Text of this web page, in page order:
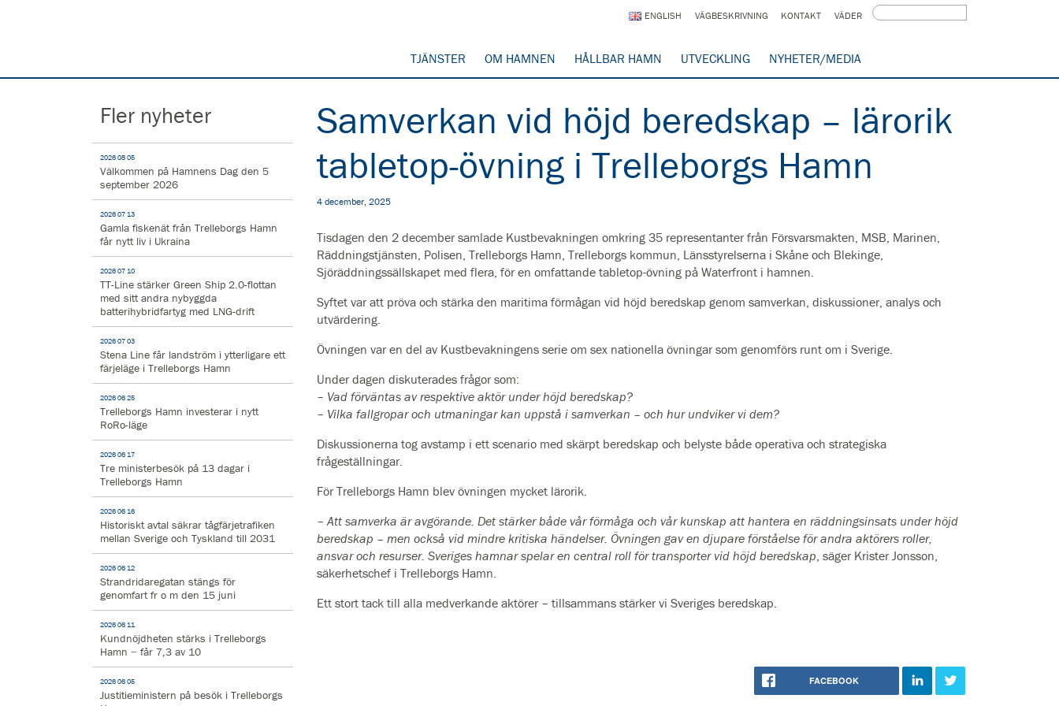
ENGLISH VÄGBESKRIVNING KONTAKT VÄDER
TJÄNSTER OM HAMNEN HÅLLBAR HAMN UTVECKLING NYHETER/MEDIA
Fler nyheter
2026 08 05
Välkommen på Hamnens Dag den 5
september 2026
2026 07 13
Gamla fiskenät från Trelleborgs Hamn
får nytt liv i Ukraina
2026 07 10
TT-Line stärker Green Ship 2.0-flottan
med sitt andra nybyggda
batterihybridfartyg med LNG-drift
2026 07 03
Stena Line får landström i ytterligare ett
färjeläge i Trelleborgs Hamn
2026 06 25
Trelleborgs Hamn investerar i nytt
RoRo-läge
2026 06 17
Tre ministerbesök på 13 dagar i
Trelleborgs Hamn
2026 06 16
Historiskt avtal säkrar tågfärjetrafiken
mellan Sverige och Tyskland till 2031
2026 06 12
Strandridaregatan stängs för
genomfart fr o m den 15 juni
2026 06 11
Kundnöjdheten stärks i Trelleborgs
Hamn − får 7,3 av 10
2026 06 05
Justitieministern på besök i Trelleborgs
Samverkan vid höjd beredskap – lärorik
tabletop-övning i Trelleborgs Hamn
4 december, 2025
Tisdagen den 2 december samlade Kustbevakningen omkring 35 representanter från Försvarsmakten, MSB, Marinen,
Räddningstjänsten, Polisen, Trelleborgs Hamn, Trelleborgs kommun, Länsstyrelserna i Skåne och Blekinge,
Sjöräddningssällskapet med flera, för en omfattande tabletop-övning på Waterfront i hamnen.
Syftet var att pröva och stärka den maritima förmågan vid höjd beredskap genom samverkan, diskussioner, analys och
utvärdering.
Övningen var en del av Kustbevakningens serie om sex nationella övningar som genomförs runt om i Sverige.
Under dagen diskuterades frågor som:
– Vad förväntas av respektive aktör under höjd beredskap?
– Vilka fallgropar och utmaningar kan uppstå i samverkan – och hur undviker vi dem?
Diskussionerna tog avstamp i ett scenario med skärpt beredskap och belyste både operativa och strategiska
frågeställningar.
För Trelleborgs Hamn blev övningen mycket lärorik.
–Att samverka är avgörande. Det stärker både vår förmåga och vår kunskap att hantera en räddningsinsats under höjd
beredskap – men också vid mindre kritiska händelser. Övningen gav en djupare förståelse för andra aktörers roller,
ansvar och resurser. Sveriges hamnar spelar en central roll för transporter vid höjd beredskap, säger Krister Jonsson,
säkerhetschef i Trelleborgs Hamn.
Ett stort tack till alla medverkande aktörer – tillsammans stärker vi Sveriges beredskap.
FACEBOOK